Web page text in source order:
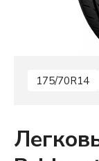
175/70R14